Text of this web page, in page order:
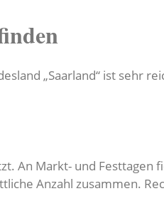
„Saarland“ ist sehr
An Markt- und Festtagen
Anzahl zusammen.